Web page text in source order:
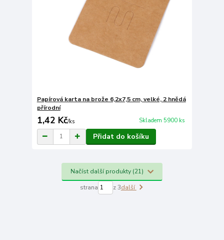
Papírová karta na brože 6,2x7,5 cm, velké, 2 hnědá
přírodní
1,42 Kč/ks Skladem 5900 ks
Přidat do košíku
Načíst další produkty (21)
strana z 3další